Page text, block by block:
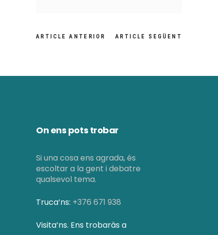
ARTICLE ANTERIOR ARTICLE SEGÜENT
On ens pots trobar
Si una cosa ens agrada, és
escoltar a la gent i debatre
qualsevol tema.
Truca’ns: +376 671 938
Visita’ns. Ens trobaràs a